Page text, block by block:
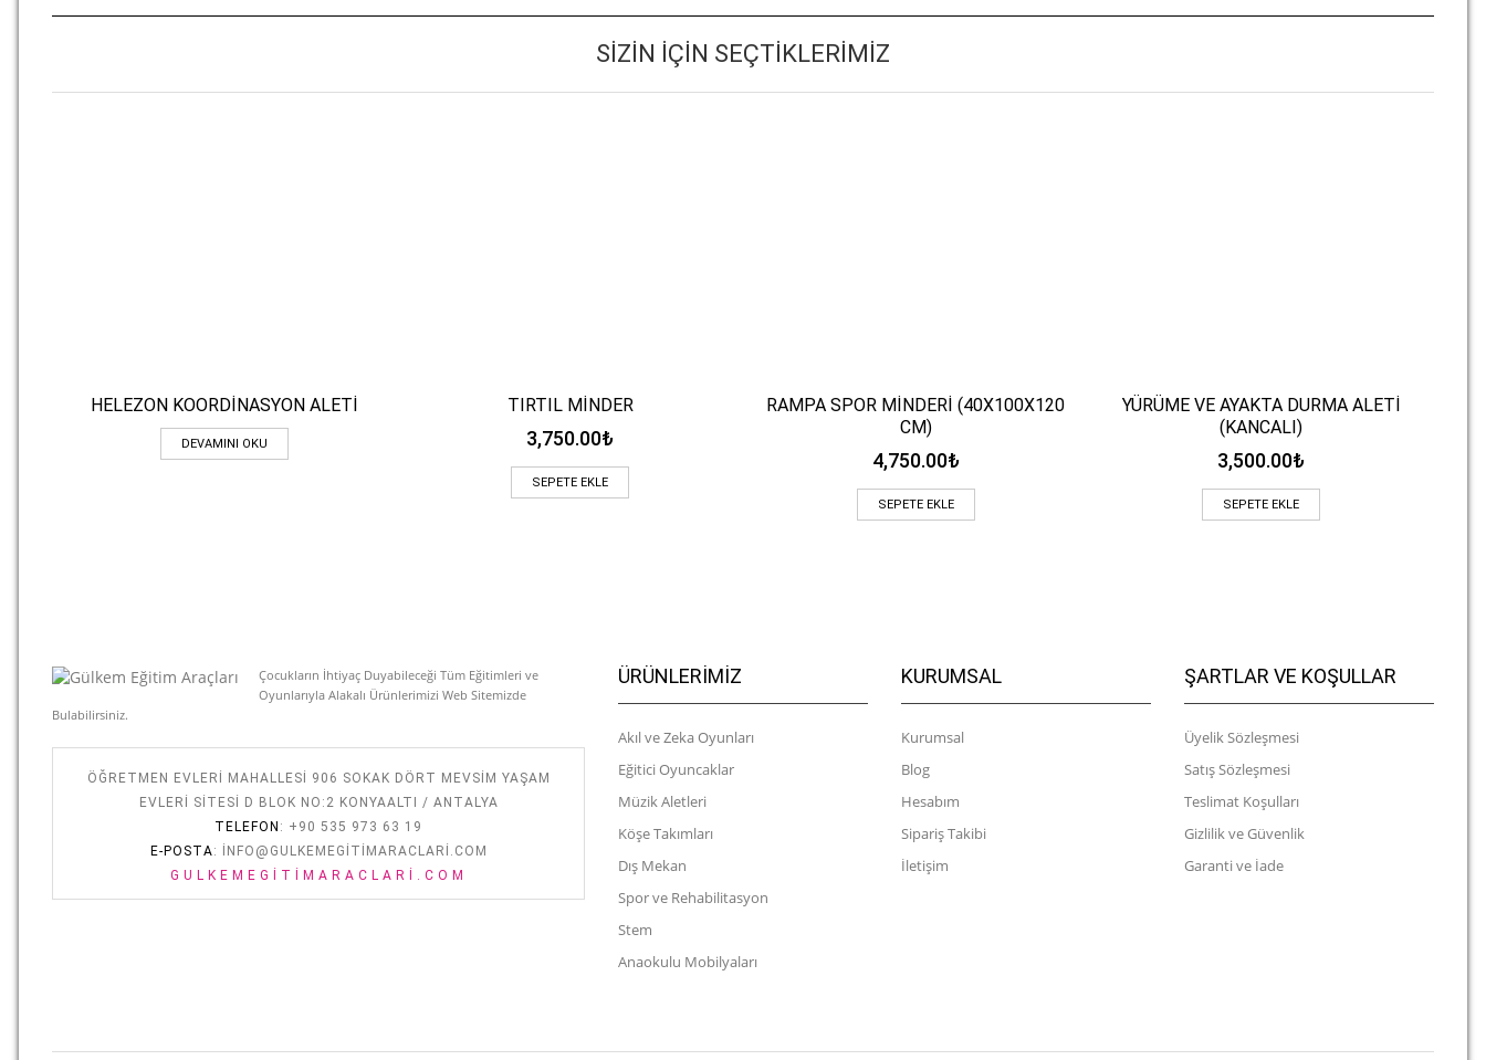
SIZIN İÇIN SEÇTIKLERIMIZ
Hızlı Bakış
HELEZON KOORDİNASYON ALETİ
DEVAMINI OKU
Hızlı Bakış
TIRTIL MİNDER
3,750.00₺
SEPETE EKLE
Hızlı Bakış
RAMPA SPOR MİNDERİ (40X100X120
CM)
4,750.00₺
SEPETE EKLE
Hızlı Bakış
YÜRÜME VE AYAKTA DURMA ALETİ
(KANCALI)
3,500.00₺
SEPETE EKLE
Çocukların İhtiyaç Duyabileceği Tüm Eğitimleri ve
Oyunlarıyla Alakalı Ürünlerimizi Web Sitemizde
Bulabilirsiniz.
ÖĞRETMEN EVLERI MAHALLESI 906 SOKAK DÖRT MEVSIM YAŞAM
EVLERI SITESI D BLOK NO:2 KONYAALTI / ANTALYA
TELEFON : +90 535 973 63 19
E-POSTA: INFO@GULKEMEGITIMARACLARI.COM
GULKEMEGITIMARACLARI.COM
ÜRÜNLERIMIZ
Akıl ve Zeka Oyunları
Eğitici Oyuncaklar
Müzik Aletleri
Köşe Takımları
Dış Mekan
Spor ve Rehabilitasyon
Stem
Anaokulu Mobilyaları
KURUMSAL
Kurumsal
Blog
Hesabım
Sipariş Takibi
İletişim
ŞARTLAR VE KOŞULLAR
Üyelik Sözleşmesi
Satış Sözleşmesi
Teslimat Koşulları
Gizlilik ve Güvenlik
Garanti ve İade